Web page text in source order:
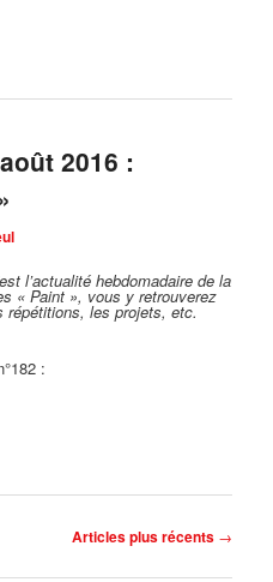
2016 :
l’actualité hebdomadaire de la
« Paint », vous y retrouverez
les projets, etc.
:
Articles plus récents →